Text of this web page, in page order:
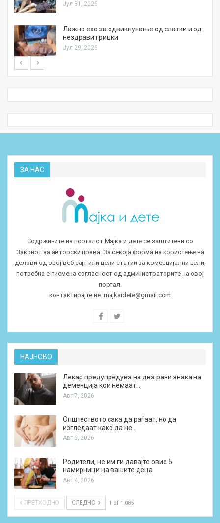
Јул 31, 2026
Лажно ехо за одвикнување од слатки и од
нездрави грицки
Јул 29, 2026
ЗА НАС
Содржините на порталот Мајка и дете се заштитени со
Законот за авторски права. За секоја форма на користење на
делови од овој веб сајт или цели статии за комерцијални цели,
потребна е писмена согласност од администраторите на овој
портал.
контактирајте не: majkaidete@gmail.com
НАЈНОВО
Лекар предупредува на два рани знака на
деменција кои немаат…
Авг 7, 2026
Општеството сака да раѓаат, но да
изгледаат како да не…
Авг 5, 2026
Родители, не им ги давајте овие 5
намирници на вашите деца
Авг 4, 2026
ПРЕТХОДНО СЛЕДНО 1 of 1.085